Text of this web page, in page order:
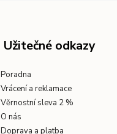
Užitečné odkazy
Poradna
Vrácení a reklamace
Věrnostní sleva 2 %
O nás
Doprava a platba